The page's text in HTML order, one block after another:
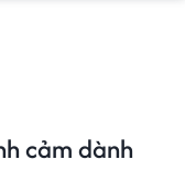
cảm dành